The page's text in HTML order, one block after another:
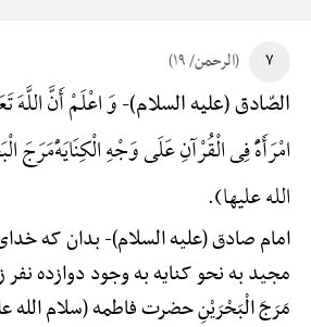
۷ (الرحمن/ ۱۹)
الصّادق (علیه السلام)-وَ اعْلَمْ أَنَّ اللَّهَ
امْرَأَهًًْ فِی الْقُرْآنِ عَلَی وَجْهِ الْکِنَایَهًْ‌مَرَجَ
الله علیها).
امام صادق (علیه السلام)-بدان که
مجید به نحو کنایه به وجود دوازده
مَرَجَ الْبَحْرَیْنِ حضرت فاطمه (سلام الله